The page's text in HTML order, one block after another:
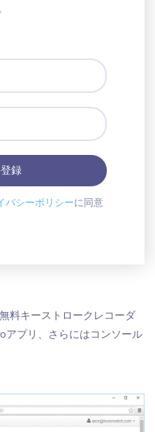
バシーポリシーに同意
料キーストロークレコーダ
アプリ、さらにはコンソール